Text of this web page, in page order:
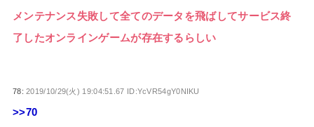
メンテナンス失敗して全てのデータを飛ばしてサービス終
了したオンラインゲームが存在するらしい
78:2019/10/29(火) 19:04:51.67 ID:YcVR54gY0NIKU
>>70